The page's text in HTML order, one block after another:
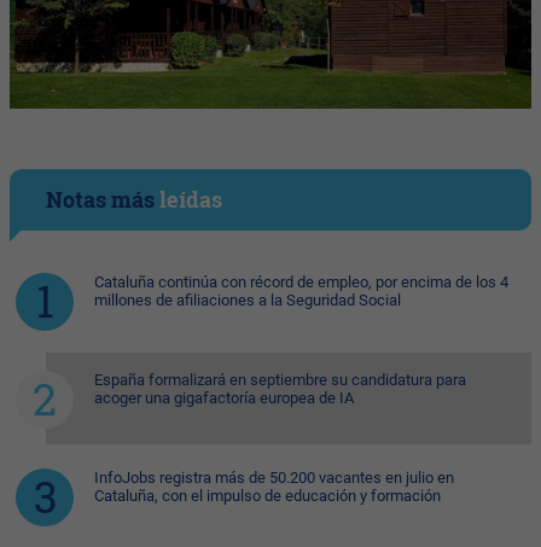
Notas másleídas
Cataluña continúa con récord de empleo, por encima de los 4
millones de afiliaciones a la Seguridad Social
España formalizará en septiembre su candidatura para
acoger una gigafactoría europea de IA
InfoJobs registra más de 50.200 vacantes en julio en
Cataluña, con el impulso de educación y formación